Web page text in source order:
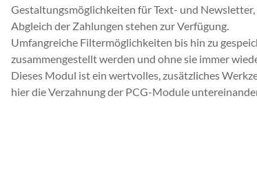
Gestaltungsmöglichkeiten für Text- und
Abgleich der Zahlungen stehen zur Verfügung.
Umfangreiche Filtermöglichkeiten bis hin zu
zusammengestellt werden und ohne sie immer
Dieses Modul ist ein wertvolles, zusätzliches
hier die Verzahnung der PCG-Module